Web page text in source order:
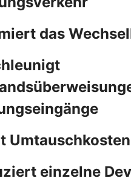
das
Umtauschkosten
einzelne